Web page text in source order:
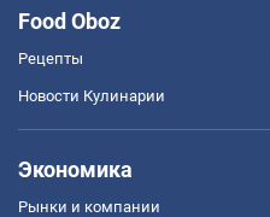
Food Oboz
Рецепты
Новости Кулинарии
Экономика
Рынки и компании